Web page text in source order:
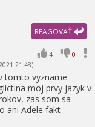
REAGOVAŤ
4 0
21:48)
tomto vyzname
moj prvy jazyk v
zas som sa
ani Adele fakt